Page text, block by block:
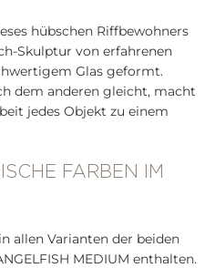
hübschen Riffbewohners
Skulptur von erfahrenen
Glas geformt.
dem anderen gleicht, macht
jedes Objekt zu einem
FARBEN IM
allen Varianten der beiden
MEDIUM enthalten.